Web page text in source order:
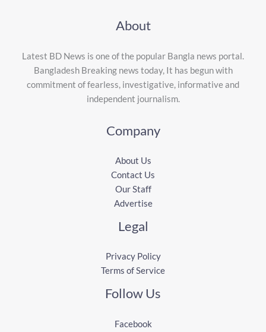
About
Latest BD News is one of the popular Bangla news portal.
Bangladesh Breaking news today, It has begun with
commitment of fearless, investigative, informative and
independent journalism.
Company
About Us
Contact Us
Our Staff
Advertise
Legal
Privacy Policy
Terms of Service
Follow Us
Facebook